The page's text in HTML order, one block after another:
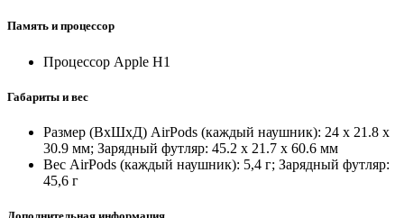
Память и процессор
Процессор Apple H1
Габариты и вес
Размер (ВxШxД) AirPods (каждый наушник): 24 x 21.8 x
30.9 мм; Зарядный футляр: 45.2 x 21.7 x 60.6 мм
Вес AirPods (каждый наушник): 5,4 г; Зарядный футляр:
45,6 г